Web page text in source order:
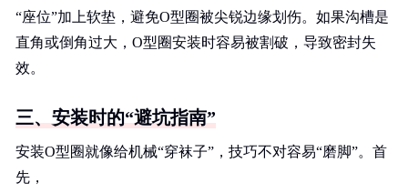
“座位”加上软垫，避免O型圈被尖锐边缘划伤。如果沟槽是
直角或倒角过大，O型圈安装时容易被割破，导致密封失
效。
三、安装时的“避坑指南”
安装O型圈就像给机械“穿袜子”，技巧不对容易“磨脚”。首
先，